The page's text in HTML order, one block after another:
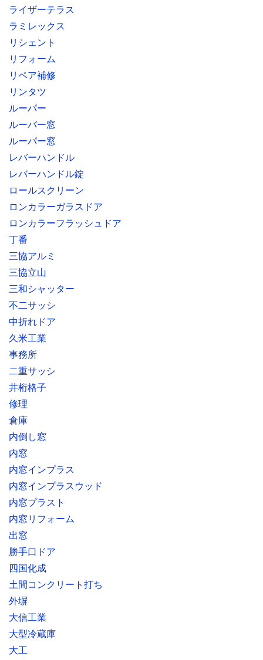
ライザーテラス
ラミレックス
リシェント
リフォーム
リペア補修
リンタツ
ルーパー
ルーバー窓
ルーパー窓
レバーハンドル
レバーハンドル錠
ロールスクリーン
ロンカラーガラスドア
ロンカラーフラッシュドア
丁番
三協アルミ
三協立山
三和シャッター
不二サッシ
中折れドア
久米工業
事務所
二重サッシ
井桁格子
修理
倉庫
内倒し窓
内窓
内窓インプラス
内窓インプラスウッド
内窓プラスト
内窓リフォーム
出窓
勝手口ドア
四国化成
土間コンクリート打ち
外塀
大信工業
大型冷蔵庫
大工